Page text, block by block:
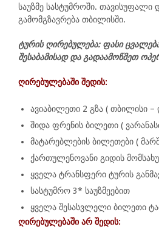
საუზმე სასტუმროში. თავისუფალი
გამომგზავრება თბილისში.
ტურის ღირებულება: ფასი
შესაბამისად და გადაამოწმეთ
ღირებულებაში შედის:
ავიაბილეთი 2 გზა ( თბილისი
შიდა ფრენის ბილეთი (
მატარებლების ბილეთები (
ქართულენოვანი გიდის
ყველა ტრანსფერი ტურის
სასტუმრო 3* საუზმეებით
ყველა შესასვლელი ბილეთი
ღირებულებაში არ შედის: